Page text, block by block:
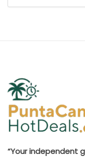
“Your independent